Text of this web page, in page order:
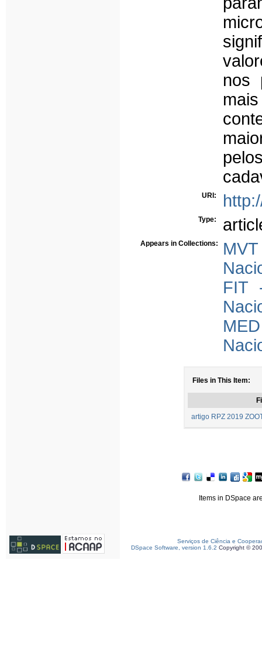
nos
URI:
Type:
Appears in Collections:
FIT
Files in This Item:
artigo RPZ 2019
Items in DSpace
Serviços de Ciência e
DSpace Software, version 1.6.2 Copyright ©